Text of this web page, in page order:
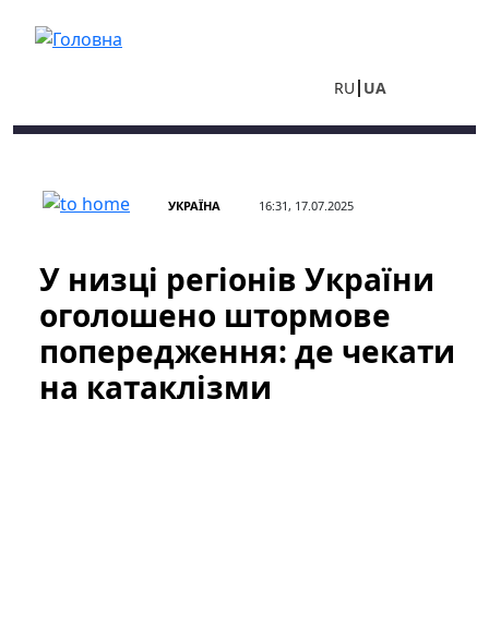
RU UA
УКРАЇНА 16:31, 17.07.2025
У низці регіонів України
оголошено штормове
попередження: де чекати
на катаклізми